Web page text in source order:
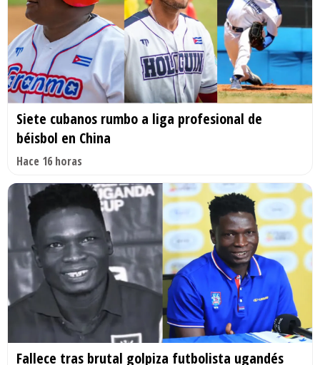
Siete cubanos rumbo a liga profesional de
béisbol en China
Hace 16 horas
Fallece tras brutal golpiza futbolista ugandés